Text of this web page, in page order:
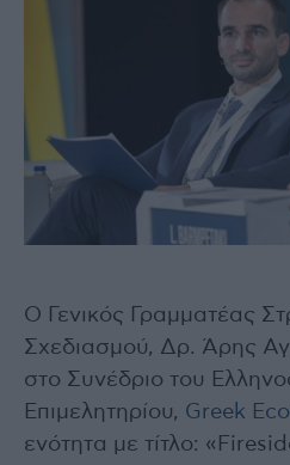
Ο Γενικός Γραμματέας
Σχεδιασμού, Δρ. Άρης
στο Συνέδριο του
Επιμελητηρίου, Greek
ενότητα με τίτλο: